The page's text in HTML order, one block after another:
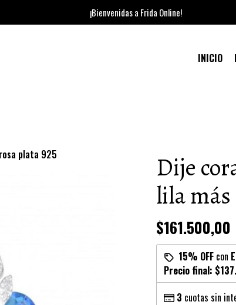
¡Bienvenidas a Frida Online!
INICIO
plata 925
Dije
lila más
$161.500,00
15% OFFcon
Precio final:
3 cuotas sin